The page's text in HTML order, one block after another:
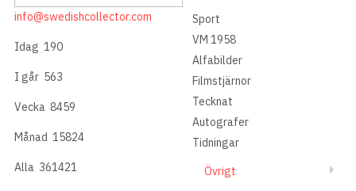
info@swedishcollector.com
Idag 190
I går 563
Vecka 8459
Månad 15824
Alla 361421
Sport
VM 1958
Alfabilder
Filmstjärnor
Tecknat
Autografer
Tidningar
Övrigt